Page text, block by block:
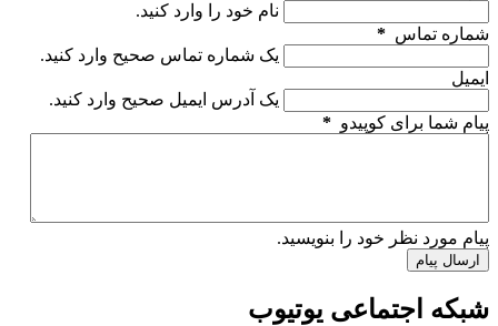
نام خود را وارد کنید.
شماره تماس *
یک شماره تماس صحیح وارد کنید.
ایمیل
یک آدرس ایمیل صحیح وارد کنید.
پیام شما برای کوپیدو *
پیام مورد نظر خود را بنویسید.
ارسال پیام
شبکه اجتماعی یوتیوب